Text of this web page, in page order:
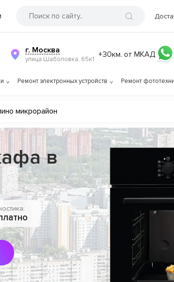
г. Москва
улица Шаболовка, 65к1 +30км. от МКАД
Ремонт электронных устройств Ремонт
микрорайон
в